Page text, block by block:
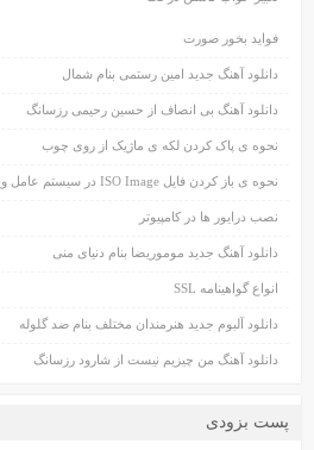
فواید بخور صورت
دانلود آهنگ جدید امین رستمی بنام شمال
دانلود آهنگ بی انصاف از حسین رحیمی رزسانگ
نحوه ی پاک کردن لکه ی ماژیک از روی چوب
نحوه ی باز کردن فایل ISO Image در سیستم عامل ویندوز
نصب درایور ها در کامپیوتر
دانلود آهنگ جدید موموریضا بنام دنیای منی
انواع گواهینامه SSL
دانلود آلبوم جدید هنرمندان مختلف بنام ضد گلوله
دانلود آهنگ من چیزیم نیست از شارود رزسانگ
پست بزودی